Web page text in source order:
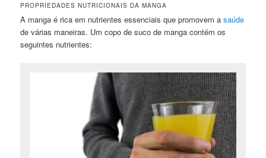
PROPRIEDADES NUTRICIONAIS DA MANGA
A manga é rica em nutrientes essenciais que promovem asaúde
de várias maneiras. Um copo de suco de manga contém os
seguintes nutrientes: